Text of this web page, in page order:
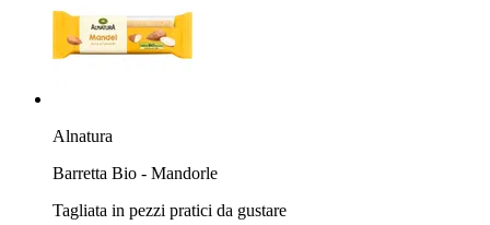
Alnatura
Barretta Bio - Mandorle
Tagliata in pezzi pratici da gustare